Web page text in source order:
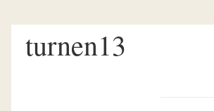
turnen13